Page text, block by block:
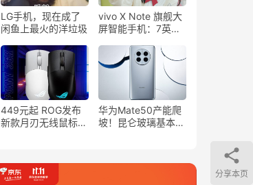
LG手机，现在成了
闲鱼上最火的洋垃圾
vivo X Note 旗舰大
屏智能手机：7英寸
3D大面积指纹、旗
舰骁龙8 Gen1！
449元起 ROG发布
新款月刃无线鼠标：
华为Mate50产能爬
坡！昆仑玻璃基本不
分享本页